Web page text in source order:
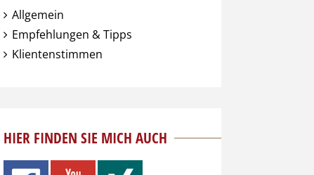
Allgemein
Empfehlungen & Tipps
Klientenstimmen
HIER FINDEN SIE MICH AUCH